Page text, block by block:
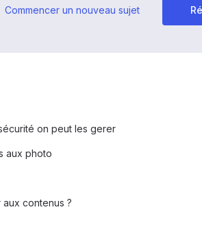
Commencer un nouveau sujet
on peut les gerer
aux photo
contenus ?